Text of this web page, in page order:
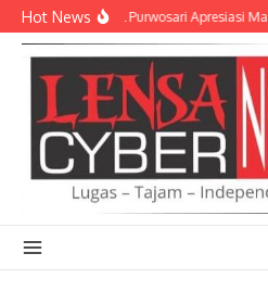
Lewati ke konten
Hot NewsDanramil Purwosari Apresiasi